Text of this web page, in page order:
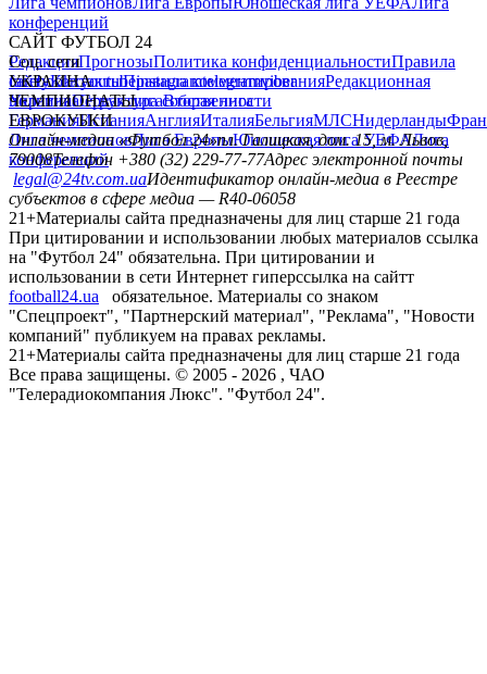
конференций
САЙТ ФУТБОЛ 24
РедакцияПрогнозыПолитика конфиденциальностиПравила
сайтуКонтактыПравила комментированияРедакционная
политикаСтруктура собственности
Соц. сети
facebookxyoutubeinstagramtelegramviber
УКРАИНА
УкраинаПервая лигаВторая лига
ЧЕМПИОНАТЫ
ГерманияИспанияАнглияИталияБельгияМЛСНидерланды
ЕВРОКУБКИ
Лига чемпионовЛига ЕвропыЮношеская лига УЕФАЛига
конференций
Онлайн-медиа «Футбол 24»пл. Галицкая, дом. 15, м. Львов,
79008Телефон +380 (32) 229-77-77Адрес электронной почты
legal@24tv.com.uaИдентификатор онлайн-медиа в Реестре
субъектов в сфере медиа — R40-06058
21+Материалы сайта предназначены для лиц старше 21 года
При цитировании и использовании любых материалов ссылка
на "Футбол 24" обязательна. При цитировании и
использовании в сети Интернет гиперссылка на сайтт
football24.ua
обязательное. Материалы со знаком
"Спецпроект", "Партнерский материал", "Реклама", "Новости
компаний" публикуем на правах рекламы.
21+Материалы сайта предназначены для лиц старше 21 года
Все права защищены. © 2005 - 2026 , ЧАО
"Телерадиокомпания Люкс". "Футбол 24".